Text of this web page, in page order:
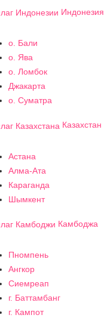
Индонезия
о. Бали
о. Ява
о. Ломбок
Джакарта
о. Суматра
Казахстан
Астана
Алма-Ата
Караганда
Шымкент
Камбоджа
Пномпень
Ангкор
Сиемреап
г. Баттамбанг
г. Кампот